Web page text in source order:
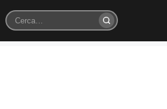
Cerca